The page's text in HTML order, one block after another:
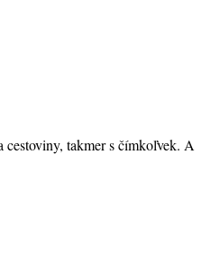
cestoviny, takmer s čímkoľvek. A